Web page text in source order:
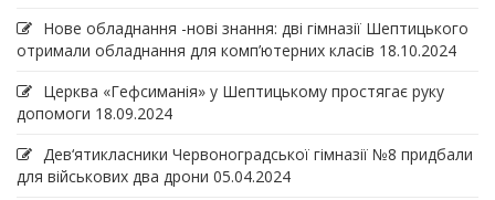
Нове обладнання -нові знання: дві гімназії Шептицького
отримали обладнання для комп’ютерних класів 18.10.2024
Церква «Гефсиманія» у Шептицькому простягає руку
допомоги 18.09.2024
Дев‘ятикласники Червоноградської гімназії №8 придбали
для військових два дрони 05.04.2024